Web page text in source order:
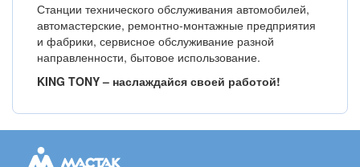
Станции технического обслуживания автомобилей,
автомастерские, ремонтно-монтажные предприятия
и фабрики, сервисное обслуживание разной
направленности, бытовое использование.
KING TONY – наслаждайся своей работой!